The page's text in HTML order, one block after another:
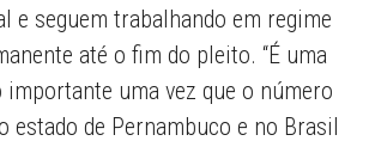
e seguem trabalhando em regime
até o fim do pleito. “É uma
uma vez que o número
estado de Pernambuco e no Brasil